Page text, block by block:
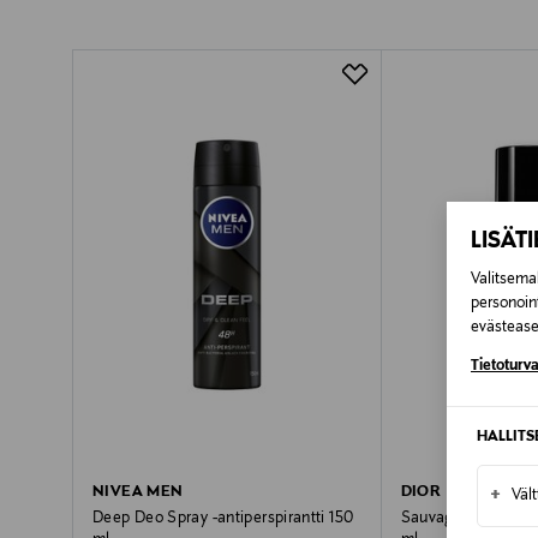
+
Pikatoimitus Wolt
NIVEA MEN
Deep Deo Spray -antiperspirantti 150
DIOR
Sauvage Deo